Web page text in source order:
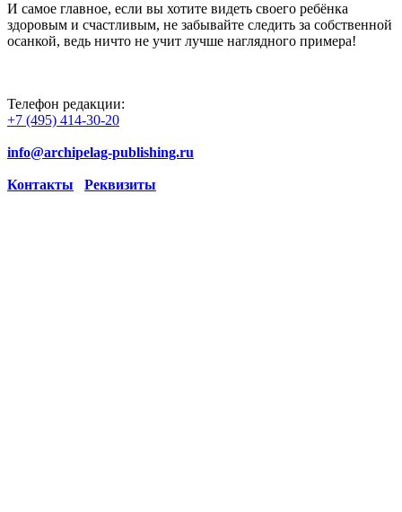
И самое главное, если вы хотите видеть своего ребёнка
здоровым и счастливым, не забывайте следить за собственной
осанкой, ведь ничто не учит лучше наглядного примера!
Телефон редакции:
+7 (495) 414-30-20
info@archipelag-publishing.ru
Контакты Реквизиты